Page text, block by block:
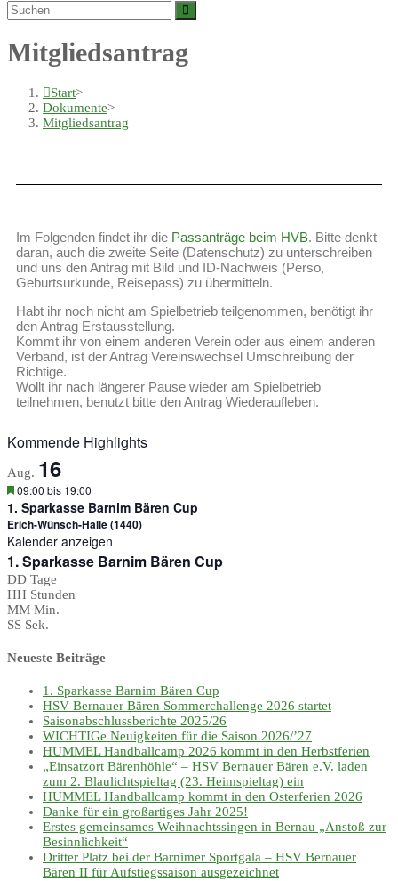
Mitgliedsantrag
Start>
Dokumente>
Mitgliedsantrag
Im Folgenden findet ihr die Passanträge beim HVB. Bitte denkt
daran, auch die zweite Seite (Datenschutz) zu unterschreiben
und uns den Antrag mit Bild und ID-Nachweis (Perso,
Geburtsurkunde, Reisepass) zu übermitteln.
Habt ihr noch nicht am Spielbetrieb teilgenommen, benötigt ihr
den Antrag Erstausstellung.
Kommt ihr von einem anderen Verein oder aus einem anderen
Verband, ist der Antrag Vereinswechsel Umschreibung der
Richtige.
Wollt ihr nach längerer Pause wieder am Spielbetrieb
teilnehmen, benutzt bitte den Antrag Wiederaufleben.
Kommende Highlights
Aug. 16
Hervorgehoben
09:00 bis 19:00
1. Sparkasse Barnim Bären Cup
Erich-Wünsch-Halle (1440)
Kalender anzeigen
1. Sparkasse Barnim Bären Cup
DD Tage
HH Stunden
MM Min.
SS Sek.
Neueste Beiträge
1. Sparkasse Barnim Bären Cup
HSV Bernauer Bären Sommerchallenge 2026 startet
Saisonabschlussberichte 2025/26
WICHTIGe Neuigkeiten für die Saison 2026/’27
HUMMEL Handballcamp 2026 kommt in den Herbstferien
„Einsatzort Bärenhöhle“ – HSV Bernauer Bären e.V. laden
zum 2. Blaulichtspieltag (23. Heimspieltag) ein
HUMMEL Handballcamp kommt in den Osterferien 2026
Danke für ein großartiges Jahr 2025!
Erstes gemeinsames Weihnachtssingen in Bernau „Anstoß zur
Besinnlichkeit“
Dritter Platz bei der Barnimer Sportgala – HSV Bernauer
Bären II für Aufstiegssaison ausgezeichnet